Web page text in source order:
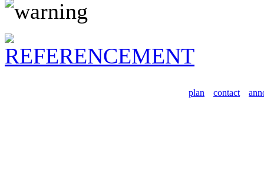
plan contact